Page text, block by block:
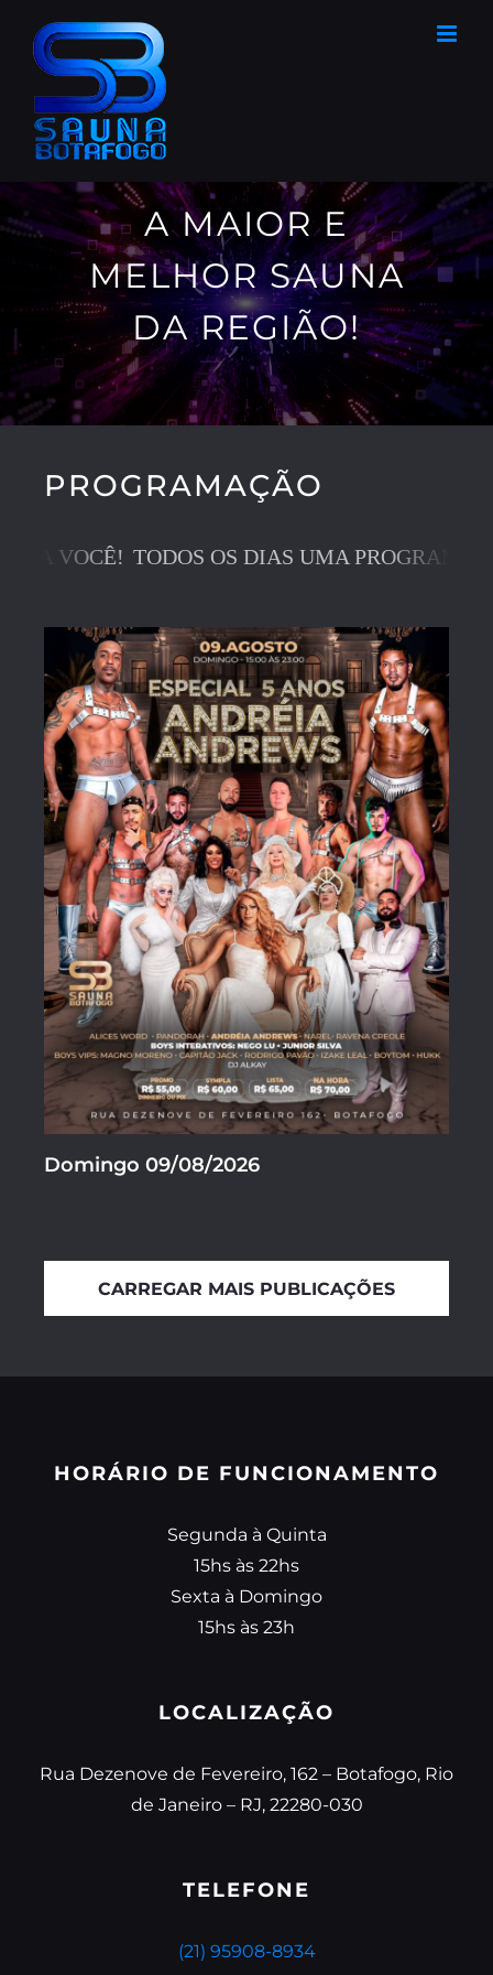
para
conteúdo
A MAIOR E
MELHOR SAUNA
DA REGIÃO!
PROGRAMAÇÃO
VOCÊ! TODOS OS DIAS UMA
Domingo 09/08/2026
CARREGAR MAIS PUBLICAÇÕES
HORÁRIO DE FUNCIONAMENTO
Segunda à Quinta
15hs às 22hs
Sexta à Domingo
15hs às 23h
LOCALIZAÇÃO
Rua Dezenove de Fevereiro, 162 – Botafogo, Rio
de Janeiro – RJ, 22280-030
TELEFONE
(21) 95908-8934